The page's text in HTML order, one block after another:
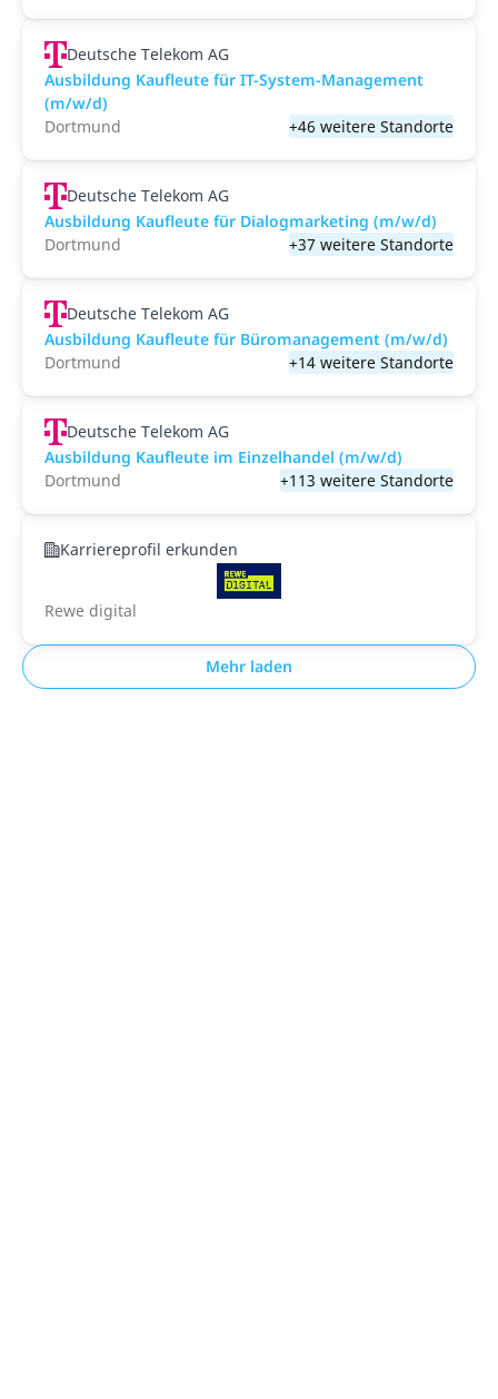
Deutsche Telekom AG
Ausbildung Kaufleute für IT-System-Management
(m/w/d)
Dortmund
+46 weitere Standorte
Deutsche Telekom AG
Ausbildung Kaufleute für Dialogmarketing (m/w/d)
Dortmund
+37 weitere Standorte
Deutsche Telekom AG
Ausbildung Kaufleute für Büromanagement (m/w/d)
Dortmund
+14 weitere Standorte
Deutsche Telekom AG
Ausbildung Kaufleute im Einzelhandel (m/w/d)
Dortmund
+113 weitere Standorte
Karriereprofil erkunden
Rewe digital
Mehr laden